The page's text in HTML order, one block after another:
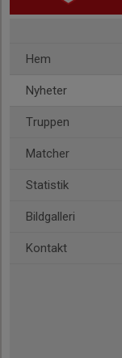
Hem
Nyheter
Truppen
Matcher
Statistik
Bildgalleri
Kontakt